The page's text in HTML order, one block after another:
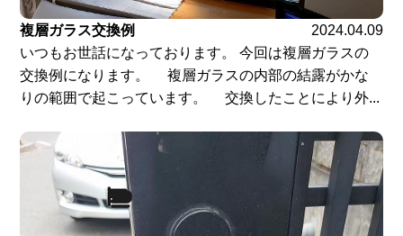
複層ガラス交換例
2024.04.09
いつもお世話になっております。 今回は複層ガラスの
交換例になります。 複層ガラスの内部の結露がかな
りの範囲で起こっています。 交換したことにより外...